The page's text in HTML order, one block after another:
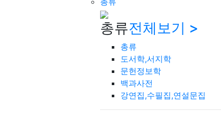
총류전체보기 >
총류
도서학,서지학
문헌정보학
백과사전
강연집,수필집,연설문집